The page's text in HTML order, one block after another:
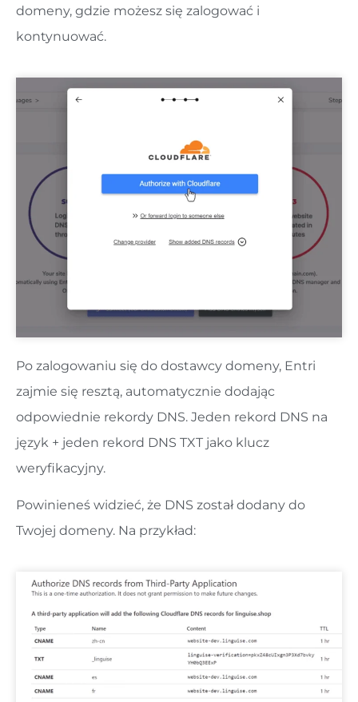
domeny, gdzie możesz się zalogować i
kontynuować.
Po zalogowaniu się do dostawcy domeny, Entri
zajmie się resztą, automatycznie dodając
odpowiednie rekordy DNS. Jeden rekord DNS na
język + jeden rekord DNS TXT jako klucz
weryfikacyjny.
Powinieneś widzieć, że DNS został dodany do
Twojej domeny. Na przykład: